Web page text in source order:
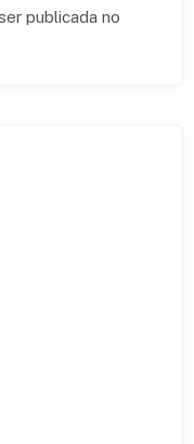
publicada no